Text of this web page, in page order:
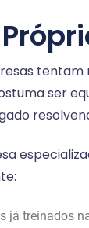
ser
já treinados